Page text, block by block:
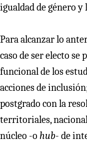
igualdad de género y
Para alcanzar lo
caso de ser electo
funcional de los
acciones de
postgrado con la
territoriales,
núcleo -o hub- de